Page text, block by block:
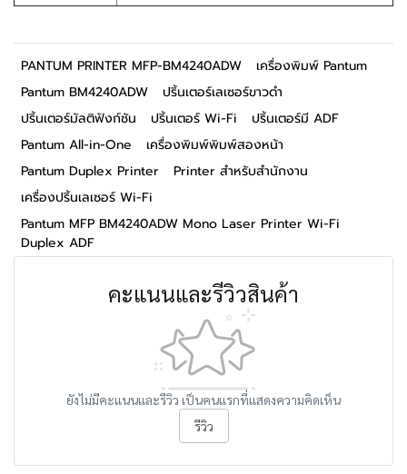
PANTUM PRINTER MFP-BM4240ADW
เครื่องพิมพ์ Pantum
Pantum BM4240ADW
ปริ้นเตอร์เลเซอร์ขาวดำ
ปริ้นเตอร์มัลติฟังก์ชัน
ปริ้นเตอร์ Wi-Fi
ปริ้นเตอร์มี ADF
Pantum All-in-One
เครื่องพิมพ์พิมพ์สองหน้า
Pantum Duplex Printer
Printer สำหรับสำนักงาน
เครื่องปริ้นเลเซอร์ Wi-Fi
Pantum MFP BM4240ADW Mono Laser Printer Wi-Fi
Duplex ADF
คะแนนและรีวิวสินค้า
ยังไม่มีคะแนนและรีวิว เป็นคนแรกที่แสดงความคิดเห็น
รีวิว